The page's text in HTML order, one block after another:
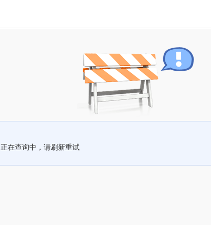
正在查询中，请刷新重试